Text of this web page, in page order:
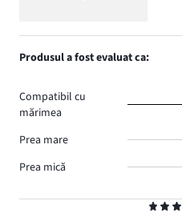
Produsul a fost evaluat ca:
Compatibil cu
mărimea
Prea mare
Prea mică